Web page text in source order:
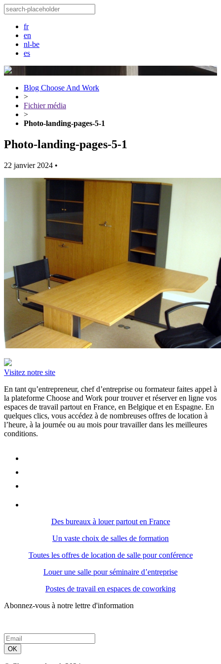
fr
en
nl-be
es
Blog Choose And Work
>
Fichier média
>
Photo-landing-pages-5-1
Photo-landing-pages-5-1
22 janvier 2024 •
Visitez notre site
En tant qu’entrepreneur, chef d’entreprise ou formateur faites appel à
la plateforme Choose and Work pour trouver et réserver en ligne vos
espaces de travail partout en France, en Belgique et en Espagne. En
quelques clics, vous accédez à de nombreuses offres de location à
l’heure, à la journée ou au mois pour travailler dans les meilleures
conditions.
Des bureaux à louer partout en France
Un vaste choix de salles de formation
Toutes les offres de location de salle pour conférence
Louer une salle pour séminaire d’entreprise
Postes de travail en espaces de coworking
Abonnez-vous à notre lettre d'information
OK